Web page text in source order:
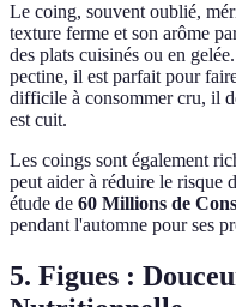
Le coing, souvent oublié,
texture ferme et son arôme
des plats cuisinés ou en
pectine, il est parfait pour
difficile à consommer cru, il
est cuit.
Les coings sont également
peut aider à réduire le risque
étude de 60 Millions de
pendant l'automne pour ses
5. Figues :